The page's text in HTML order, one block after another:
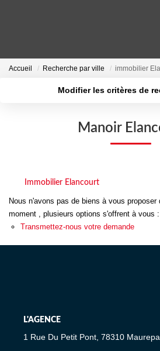
VENTES
Accueil Recherche par ville immobilier
Modifier les critères de
Manoir
Immobilier Elancourt
Nous n'avons pas de biens à vous proposer
moment , plusieurs options s'offrent à vous :
Transmettez-nous votre demande
L'AGENCE
1 Rue Du Petit Pont, 78310